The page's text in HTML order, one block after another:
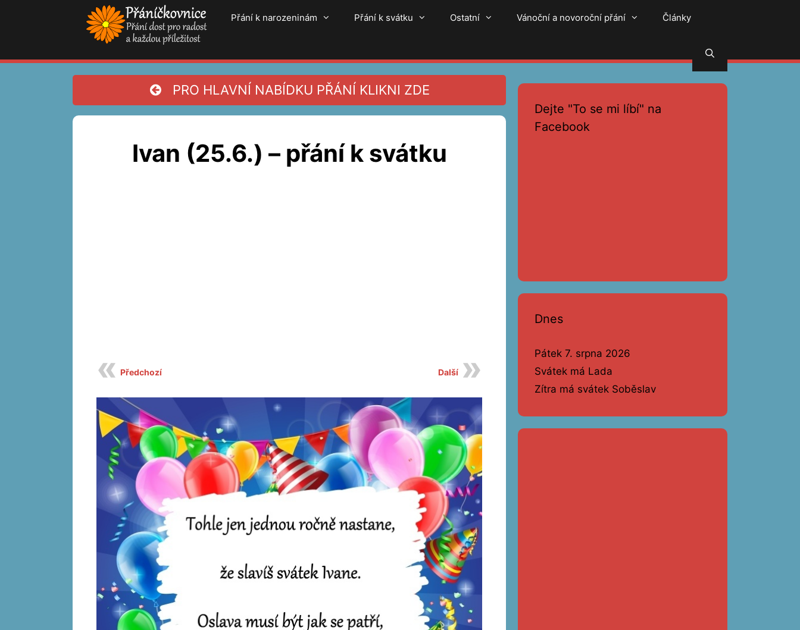
Přání k narozeninám Přání k svátku Ostatní Vánoční a novoroční přání Články
PRO HLAVNÍ NABÍDKU PŘÁNÍ KLIKNI ZDE
Ivan (25.6.) – přání k svátku
Předchozí Další
Dejte "To se mi líbí" na
Facebook
Dnes
Pátek 7. srpna 2026
Svátek má Lada
Zítra má svátek Soběslav